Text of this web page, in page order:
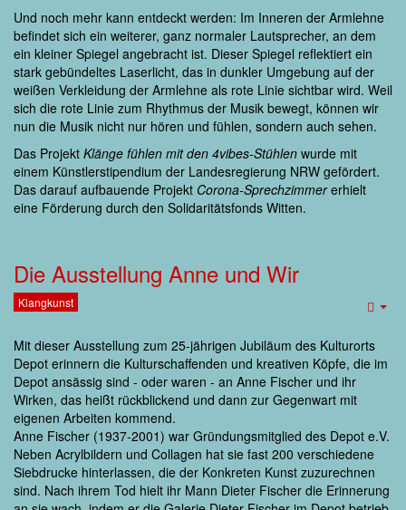
Und noch mehr kann entdeckt werden: Im Inneren der Armlehne
befindet sich ein weiterer, ganz normaler Lautsprecher, an dem
ein kleiner Spiegel angebracht ist. Dieser Spiegel reflektiert ein
stark gebündeltes Laserlicht, das in dunkler Umgebung auf der
weißen Verkleidung der Armlehne als rote Linie sichtbar wird. Weil
sich die rote Linie zum Rhythmus der Musik bewegt, können wir
nun die Musik nicht nur hören und fühlen, sondern auch sehen.
Das Projekt Klänge fühlen mit den 4vibes-Stühlen wurde mit
einem Künstlerstipendium der Landesregierung NRW gefördert.
Das darauf aufbauende Projekt Corona-Sprechzimmererhielt
eine Förderung durch den Solidaritätsfonds Witten.
Die Ausstellung Anne und Wir
Klangkunst
Mit dieser Ausstellung zum 25-jährigen Jubiläum des Kulturorts
Depot erinnern die Kulturschaffenden und kreativen Köpfe, die im
Depot ansässig sind - oder waren - an Anne Fischer und ihr
Wirken, das heißt rückblickend und dann zur Gegenwart mit
eigenen Arbeiten kommend.
Anne Fischer (1937-2001) war Gründungsmitglied des Depot e.V.
Neben Acrylbildern und Collagen hat sie fast 200 verschiedene
Siebdrucke hinterlassen, die der Konkreten Kunst zuzurechnen
sind. Nach ihrem Tod hielt ihr Mann Dieter Fischer die Erinnerung